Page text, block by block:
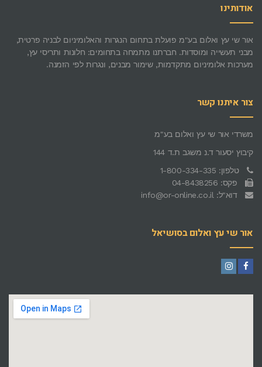
אודותינו
אור שי עץ ואלום בע"מ פועלת בתחום הנגרות והאלומיניום לבניה פרטית,
מבני תעשייה ומוסדות. חברתנו מתמחה בתחומים: חלונות ותריסי עץ,
מערכות אלומיניום מתקדמות, שימור מבנים, ונגרות לפי הזמנה.
צור איתנו קשר
משרדי אור שי עץ ואלום בע"מ
קיבוץ יסעור ד.נ משגב ת.ד 144
טלפון: 1-800-334-335
פקס: 04-8438256
דוא"ל: info@or-online.co.il
אור שי עץ ואלום בסושיאל